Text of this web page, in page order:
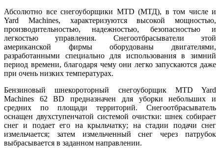
Абсолютно все снегоуборщики MTD (МТД), в том числе и
Yard Machines, характеризуются высокой мощностью,
производительностью, надежностью, безопасностью и
легкостью управления. Снегоотбрасыватели этой
американской фирмы оборудованы двигателями,
разработанными специально для использования в зимний
период времени, благодаря чему они легко запускаются даже
при очень низких температурах.
Бензиновый шнекороторный снегоуборщик MTD Yard
Machines 62 BD предназначен для уборки небольших и
средних по площади территорий. Снегоотбрасыватель
оснащен двухступенчатой системой очистки: шнек собирает
снег и подает его на крыльчатку; на стадии подачи снег
измельчается; затем измельченный снег через патрубок
выбрасывается в заданном направлении.